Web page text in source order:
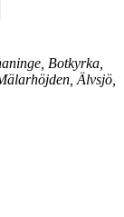
Botkyrka,
Älvsjö,